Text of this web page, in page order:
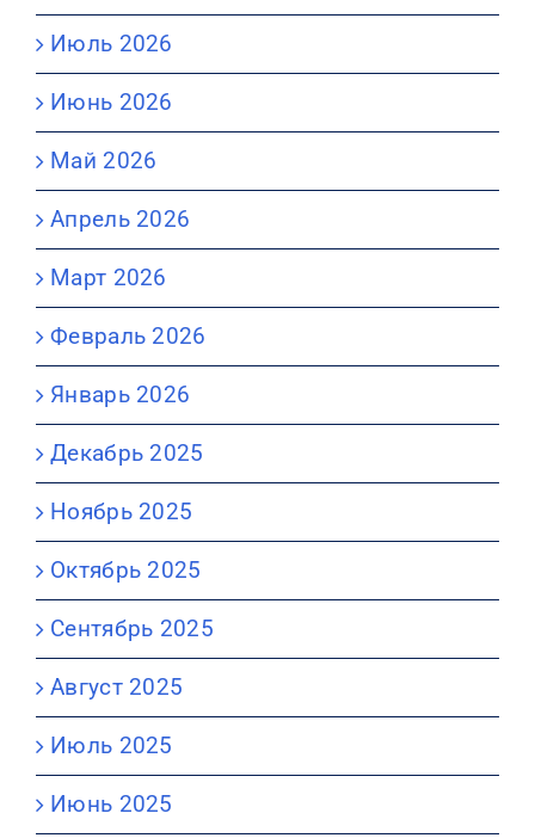
Июль 2026
Июнь 2026
Май 2026
Апрель 2026
Март 2026
Февраль 2026
Январь 2026
Декабрь 2025
Ноябрь 2025
Октябрь 2025
Сентябрь 2025
Август 2025
Июль 2025
Июнь 2025